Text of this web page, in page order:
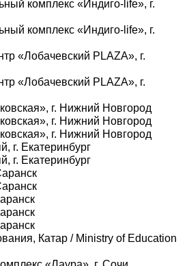
комплекс «Индиго-life», г.
комплекс «Индиго-life», г.
«Лобачевский PLAZA», г.
«Лобачевский PLAZA», г.
г. Нижний Новгород
г. Нижний Новгород
г. Нижний Новгород
г. Екатеринбург
г. Екатеринбург
Катар / Ministry of Education